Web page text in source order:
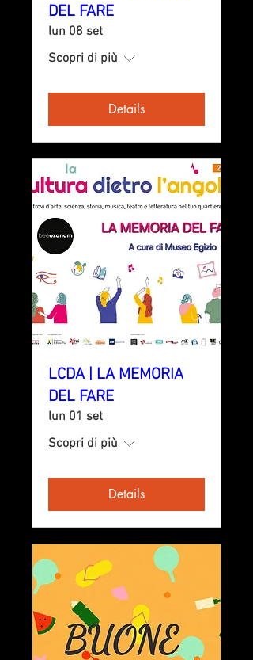
DEL FARE
lun 08 set
Scopri di più
Details
LCDA | LA MEMORIA
DEL FARE
lun 01 set
Scopri di più
Details